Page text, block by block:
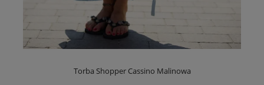
Torba Shopper Cassino Malinowa